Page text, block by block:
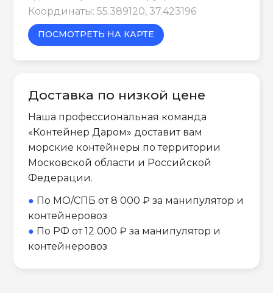
Координаты: 55.389120, 37.423196
ПОСМОТРЕТЬ НА КАРТЕ
Доставка по низкой цене
Наша профессиональная команда
«Контейнер Даром» доставит вам
морские контейнеры по территории
Московской области и Российской
Федерации.
● По МО/СПБ от 8 000 ₽ за манипулятор и
контейнеровоз
● По РФ от 12 000 ₽ за манипулятор и
контейнеровоз